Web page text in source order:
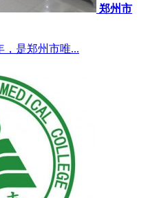
郑州市
是郑州市唯...